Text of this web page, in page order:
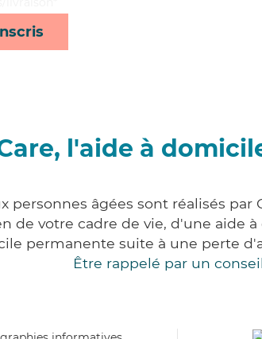
l'aide à
personnes âgées sont réalisés par
de votre cadre de vie, d'une aide
permanente suite à une perte
Être rappelé par un